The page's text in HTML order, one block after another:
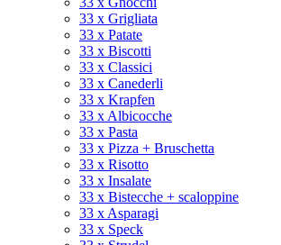
33 x Grigliata
33 x Patate
33 x Biscotti
33 x Classici
33 x Canederli
33 x Krapfen
33 x Albicocche
33 x Pasta
33 x Pizza + Bruschetta
33 x Risotto
33 x Insalate
33 x Bistecche + scaloppine
33 x Asparagi
33 x Speck